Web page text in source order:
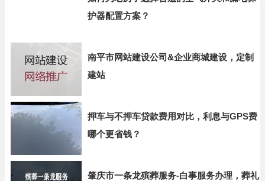
护器配置方案？
南平市网站建设公司&企业商城建设，定制
建站
押车与不押车贷款费用对比，利息与GPS费
哪个更省钱？
肇庆市一条龙殡葬服务-白事服务办理，葬礼